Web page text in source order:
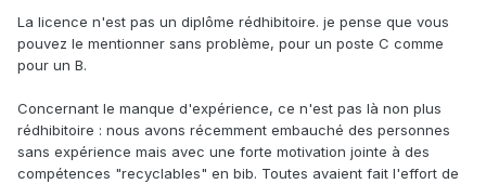
La licence n'est pas un diplôme rédhibitoire. je pense que vous
pouvez le mentionner sans problème, pour un poste C comme
pour un B.
Concernant le manque d'expérience, ce n'est pas là non plus
rédhibitoire : nous avons récemment embauché des personnes
sans expérience mais avec une forte motivation jointe à des
compétences "recyclables" en bib. Toutes avaient fait l'effort de